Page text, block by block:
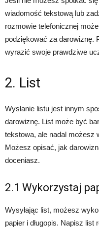
wiadomość tekstową lub
rozmowie telefonicznej
podziękować za darowiznę.
wyrazić swoje prawdziwe
2. List
Wysłanie listu jest innym
darowiznę. List może być
tekstowa, ale nadal możesz
Możesz opisać, jak
doceniasz.
2.1 Wykorzystaj
Wysyłając list, możesz
papier i długopis. Napisz